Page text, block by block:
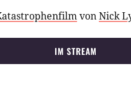
vonNick
IM STREAM